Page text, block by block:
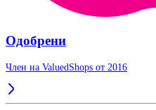
Одобрени
Член на ValuedShops от 2016